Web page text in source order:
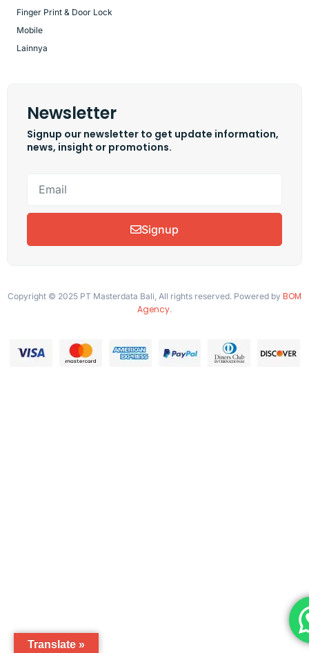
Finger Print & Door Lock
Mobile
Lainnya
Newsletter
Signup our newsletter to get update information,
news, insight or promotions.
Signup
Copyright © 2025 PT Masterdata Bali, All rights reserved. Powered by BOM
Agency.
Translate »